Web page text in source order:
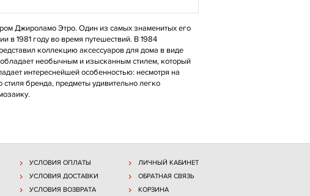
Джироламо Этро. Один из самых знаменитых его
в 1981 году во время путешествий. В 1984
коллекцию аксессуаров для дома в виде
необычным и изысканным стилем, который
интереснейшей особенностью: несмотря на
бренда, предметы удивительно легко
УСЛОВИЯ ОПЛАТЫ
УСЛОВИЯ ДОСТАВКИ
УСЛОВИЯ ВОЗВРАТА
ЛИЧНЫЙ КАБИНЕТ
ОБРАТНАЯ СВЯЗЬ
КОРЗИНА